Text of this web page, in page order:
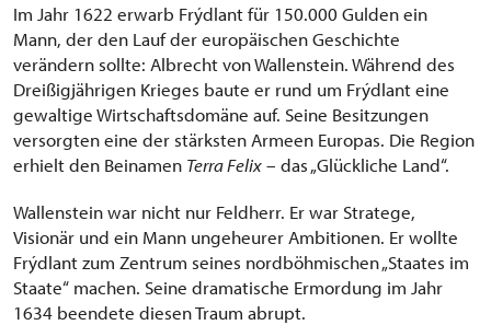
Im Jahr 1622 erwarb Frýdlant für 150.000 Gulden ein
Mann, der den Lauf der europäischen Geschichte
verändern sollte: Albrecht von Wallenstein. Während des
Dreißigjährigen Krieges baute er rund um Frýdlant eine
gewaltige Wirtschaftsdomäne auf. Seine Besitzungen
versorgten eine der stärksten Armeen Europas. Die Region
erhielt den Beinamen Terra Felix– das „Glückliche Land“.
Wallenstein war nicht nur Feldherr. Er war Stratege,
Visionär und ein Mann ungeheurer Ambitionen. Er wollte
Frýdlant zum Zentrum seines nordböhmischen „Staates im
Staate“ machen. Seine dramatische Ermordung im Jahr
1634 beendete diesen Traum abrupt.